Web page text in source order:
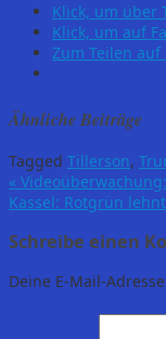
Klick, um über
Klick, um auf
Zum Teilen
Ähnliche Beiträge
Tagged Tillerson,
«
Kassel: Rotgrün
Schreibe einen
Deine E-Mail-